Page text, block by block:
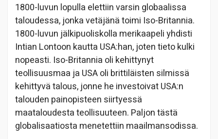
1800-luvun lopulla elettiin varsin globaalissa
taloudessa, jonka vetäjänä toimi Iso-Britannia.
1800-luvun jälkipuoliskolla merikaapeli yhdisti
Intian Lontoon kautta USA:han, joten tieto kulki
nopeasti. Iso-Britannia oli kehittynyt
teollisuusmaa ja USA oli brittiläisten silmissä
kehittyvä talous, jonne he investoivat USA:n
talouden painopisteen siirtyessä
maataloudesta teollisuuteen. Paljon tästä
globalisaatiosta menetettiin maailmansodissa.